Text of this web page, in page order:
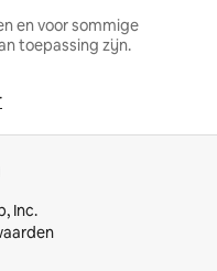
en voor sommige
toepassing zijn.
Inc.